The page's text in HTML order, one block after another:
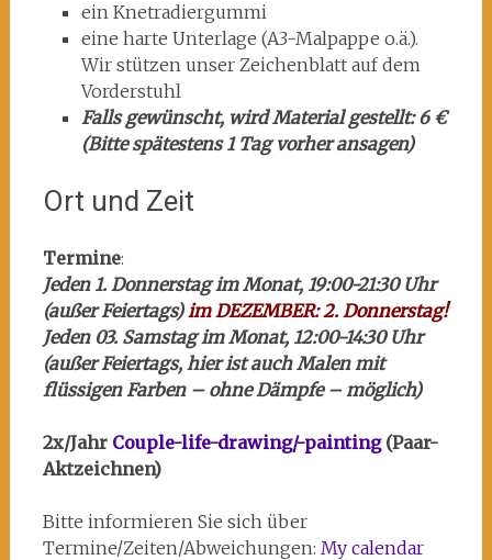
ein Knetradiergummi
eine harte Unterlage (A3-Malpappe o.ä.).
Wir stützen unser Zeichenblatt auf dem
Vorderstuhl
Falls gewünscht, wird Material gestellt: 6 €
(Bitte spätestens 1 Tag vorher ansagen)
Ort und Zeit
Termine:
Jeden 1. Donnerstag im Monat, 19:00-21:30 Uhr
(außer Feiertags)im DEZEMBER: 2. Donnerstag!
Jeden 03. Samstag im Monat, 12:00-14:30 Uhr
(außer Feiertags, hier ist auch Malen mit
flüssigen Farben – ohne Dämpfe – möglich)
2x/Jahr Couple-life-drawing/-painting(Paar-
Aktzeichnen)
Bitte informieren Sie sich über
Termine/Zeiten/Abweichungen: My calendar